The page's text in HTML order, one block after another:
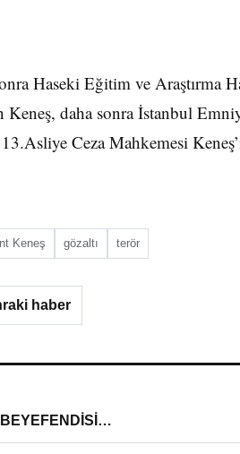
Haseki Eğitim ve Araştırma
daha sonra İstanbul
Ceza Mahkemesi Keneş’i
Keneş gözaltı terör
haber